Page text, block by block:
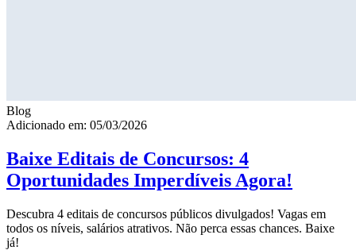
Blog
Adicionado em: 05/03/2026
Baixe Editais de Concursos: 4
Oportunidades Imperdíveis Agora!
Descubra 4 editais de concursos públicos divulgados! Vagas em
todos os níveis, salários atrativos. Não perca essas chances. Baixe
já!